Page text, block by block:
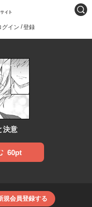
新！あなたの声
サイト
グイン /登録
検索
決意
60pt
規会員登録する